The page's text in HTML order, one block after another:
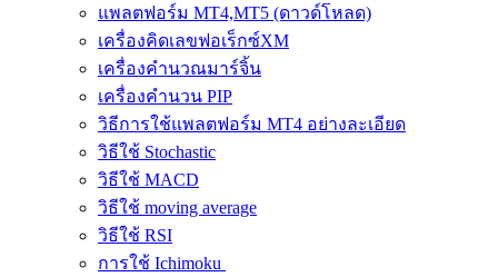
แพลตฟอร์ม MT4,MT5 (ดาวด์โหลด)
เครื่องคิดเลขฟอเร็กซ์XM
เครื่องคำนวณมาร์จิ้น
เครื่องคำนวน PIP
วิธีการใช้แพลตฟอร์ม MT4 อย่างละเอียด
วิธีใช้ Stochastic
วิธีใช้ MACD
วิธีใช้ moving average
วิธีใช้ RSI
การใช้ Ichimoku